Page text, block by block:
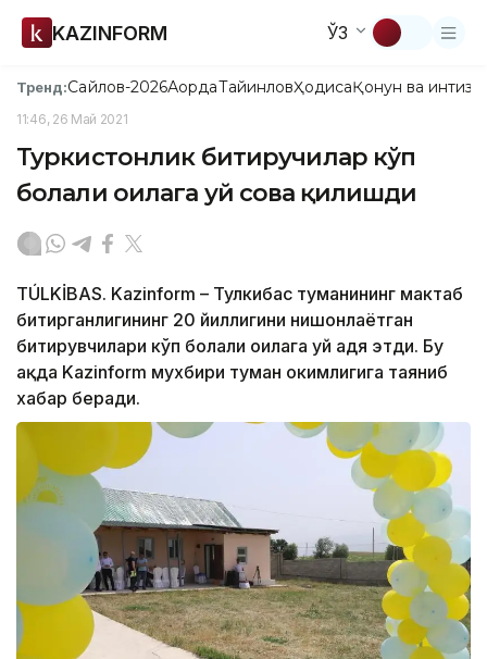
KAZINFORM ЎЗ
Тренд:Сайлов-2026АқордаТайинловҲодисаҚонун ва
11:46, 26 Май 2021
Туркистонлик битиручилар кўп
болали оилага уй совға қилишди
TÚLKİBAS. Kazinform – Тулкибас туманининг мактаб
битирганлигининг 20 йиллигини нишонлаётган
битирувчилари кўп болали оилага уй ҳадя этди. Бу
ҳақда Kazinform мухбири туман ҳокимлигига таяниб
хабар беради.